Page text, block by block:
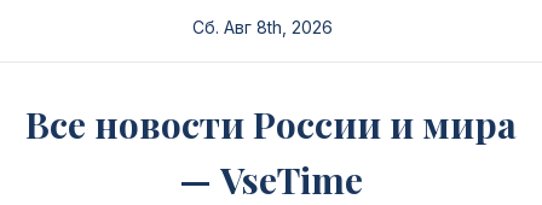
Сб. Авг 8th, 2026
Все новости России и мира
— VseTime